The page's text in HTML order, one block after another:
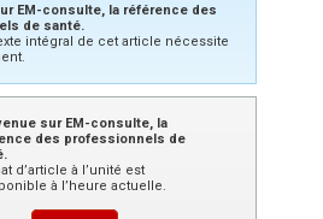
EM-consulte, la référence des
de santé.
intégral de cet article nécessite
sur EM-consulte, la
des professionnels de
d’article à l’unité est
à l’heure actuelle.